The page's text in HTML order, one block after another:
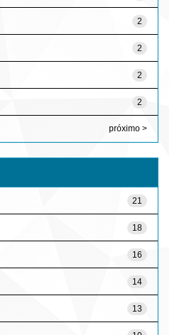
2
2
2
2
próximo >
21
18
16
14
13